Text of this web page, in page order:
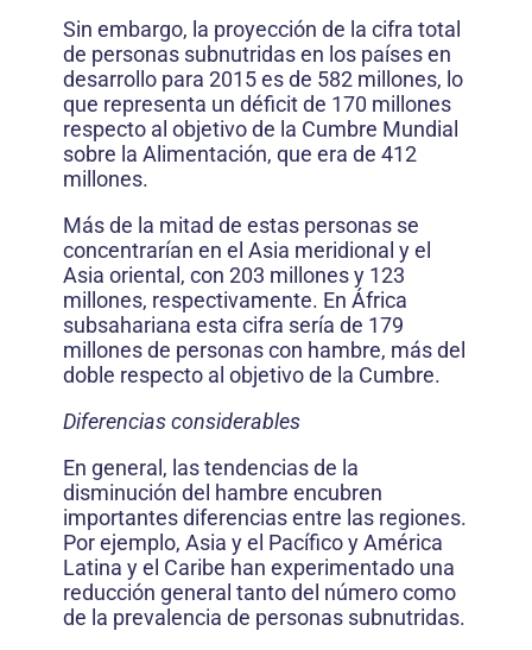
Sin embargo, la proyección de la cifra total
de personas subnutridas en los países en
desarrollo para 2015 es de 582 millones, lo
que representa un déficit de 170 millones
respecto al objetivo de la Cumbre Mundial
sobre la Alimentación, que era de 412
millones.
Más de la mitad de estas personas se
concentrarían en el Asia meridional y el
Asia oriental, con 203 millones y 123
millones, respectivamente. En África
subsahariana esta cifra sería de 179
millones de personas con hambre, más del
doble respecto al objetivo de la Cumbre.
Diferencias considerables
En general, las tendencias de la
disminución del hambre encubren
importantes diferencias entre las regiones.
Por ejemplo, Asia y el Pacífico y América
Latina y el Caribe han experimentado una
reducción general tanto del número como
de la prevalencia de personas subnutridas.